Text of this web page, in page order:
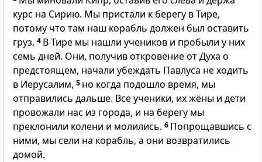
курс на Сирию. Мы пристали к берегу в Тире,
потому что там наш корабль должен был оставить
груз. 4 В Тире мы нашли учеников и пробыли у них
семь дней. Они, получив откровение от Духа о
предстоящем, начали убеждать Павлуса не ходить
в Иерусалим, 5 но когда подошло время, мы
отправились дальше. Все ученики, их жёны и дети
провожали нас из города, и на берегу мы
преклонили колени и молились. 6 Попрощавшись с
ними, мы сели на корабль, а они возвратились
домой.